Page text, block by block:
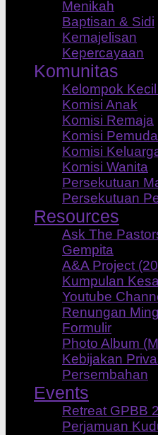
Menikah
Baptisan & Sidi
Kemajelisan
Kepercayaan
Komunitas
Kelompok
Komisi Anak
Komisi Remaja
Komisi Pemuda
Komisi
Komisi Wanita
Persekutuan
Persekutuan
Resources
Ask The
Gempita
A&A Project
Kumpulan
Youtube
Renungan
Formulir
Photo Album
Kebijakan
Persembahan
Events
Retreat GPBB
Perjamuan